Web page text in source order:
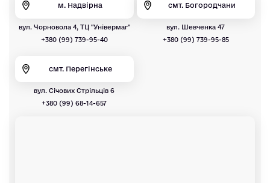
м. Надвірна
вул. Чорновола 4, ТЦ "Універмаг"
+380 (99) 739-95-40
смт. Богородчани
вул. Шевченка 47
+380 (99) 739-95-85
смт. Перегінське
вул. Січових Стрільців 6
+380 (99) 68-14-657